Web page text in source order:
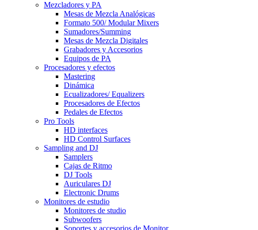
Mezcladores y PA
Mesas de Mezcla Analógicas
Formato 500/ Modular Mixers
Sumadores/Summing
Mesas de Mezcla Digitales
Grabadores y Accesorios
Equipos de PA
Procesadores y efectos
Mastering
Dinámica
Ecualizadores/ Equalizers
Procesadores de Efectos
Pedales de Efectos
Pro Tools
HD interfaces
HD Control Surfaces
Sampling and DJ
Samplers
Cajas de Ritmo
DJ Tools
Auriculares DJ
Electronic Drums
Monitores de estudio
Monitores de studio
Subwoofers
Soportes y accesorios de Monitor